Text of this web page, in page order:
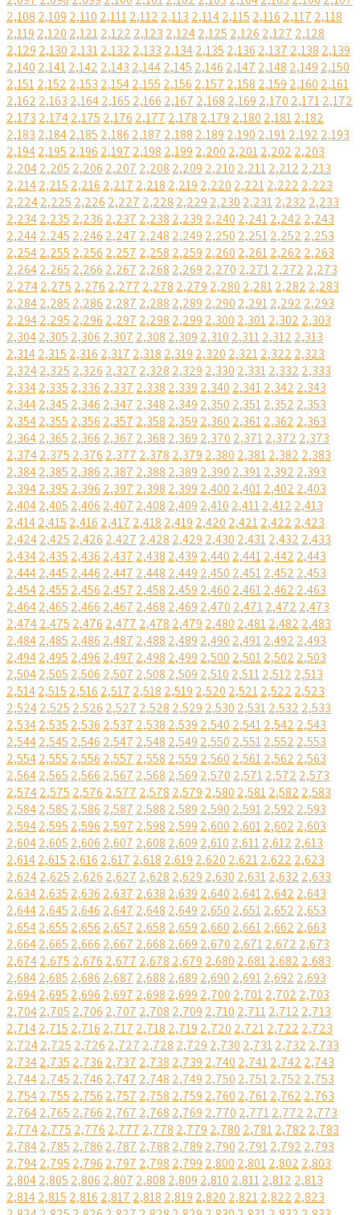
2,108 2,109 2,110 2,1112,112 2,113 2,1142,115 2,116 2,117 2,118
2,119 2,120 2,1212,122 2,123 2,1242,125 2,126 2,127 2,128
2,129 2,130 2,1312,132 2,133 2,1342,135 2,136 2,137 2,138 2,139
2,140 2,1412,142 2,143 2,1442,145 2,146 2,147 2,148 2,149 2,150
2,1512,152 2,153 2,1542,155 2,156 2,157 2,158 2,159 2,160 2,161
2,162 2,163 2,1642,165 2,166 2,167 2,168 2,169 2,170 2,1712,172
2,173 2,1742,175 2,176 2,177 2,178 2,179 2,180 2,1812,182
2,183 2,1842,185 2,186 2,187 2,188 2,189 2,190 2,1912,192 2,193
2,1942,195 2,196 2,197 2,198 2,199 2,200 2,2012,202 2,203
2,2042,205 2,206 2,207 2,208 2,209 2,210 2,2112,212 2,213
2,2142,215 2,216 2,217 2,218 2,219 2,220 2,2212,222 2,223
2,2242,225 2,226 2,227 2,228 2,229 2,230 2,2312,232 2,233
2,2342,235 2,236 2,237 2,238 2,239 2,240 2,2412,242 2,243
2,2442,245 2,246 2,247 2,248 2,249 2,250 2,2512,252 2,253
2,2542,255 2,256 2,257 2,258 2,259 2,260 2,2612,262 2,263
2,2642,265 2,266 2,267 2,268 2,269 2,270 2,2712,272 2,273
2,2742,275 2,276 2,277 2,278 2,279 2,280 2,2812,282 2,283
2,2842,285 2,286 2,287 2,288 2,289 2,290 2,2912,292 2,293
2,2942,295 2,296 2,297 2,298 2,299 2,300 2,3012,302 2,303
2,3042,305 2,306 2,307 2,308 2,309 2,310 2,3112,312 2,313
2,3142,315 2,316 2,317 2,318 2,319 2,320 2,3212,322 2,323
2,3242,325 2,326 2,327 2,328 2,329 2,330 2,3312,332 2,333
2,3342,335 2,336 2,337 2,338 2,339 2,340 2,3412,342 2,343
2,3442,345 2,346 2,347 2,348 2,349 2,350 2,3512,352 2,353
2,3542,355 2,356 2,357 2,358 2,359 2,360 2,3612,362 2,363
2,3642,365 2,366 2,367 2,368 2,369 2,370 2,3712,372 2,373
2,3742,375 2,376 2,377 2,378 2,379 2,380 2,3812,382 2,383
2,3842,385 2,386 2,387 2,388 2,389 2,390 2,3912,392 2,393
2,3942,395 2,396 2,397 2,398 2,399 2,400 2,4012,402 2,403
2,4042,405 2,406 2,407 2,408 2,409 2,410 2,4112,412 2,413
2,4142,415 2,416 2,417 2,418 2,419 2,420 2,4212,422 2,423
2,4242,425 2,426 2,427 2,428 2,429 2,430 2,4312,432 2,433
2,4342,435 2,436 2,437 2,438 2,439 2,440 2,4412,442 2,443
2,4442,445 2,446 2,447 2,448 2,449 2,450 2,4512,452 2,453
2,4542,455 2,456 2,457 2,458 2,459 2,460 2,4612,462 2,463
2,4642,465 2,466 2,467 2,468 2,469 2,470 2,4712,472 2,473
2,4742,475 2,476 2,477 2,478 2,479 2,480 2,4812,482 2,483
2,4842,485 2,486 2,487 2,488 2,489 2,490 2,4912,492 2,493
2,4942,495 2,496 2,497 2,498 2,499 2,500 2,5012,502 2,503
2,5042,505 2,506 2,507 2,508 2,509 2,510 2,5112,512 2,513
2,5142,515 2,516 2,517 2,518 2,519 2,520 2,5212,522 2,523
2,5242,525 2,526 2,527 2,528 2,529 2,530 2,5312,532 2,533
2,5342,535 2,536 2,537 2,538 2,539 2,540 2,5412,542 2,543
2,5442,545 2,546 2,547 2,548 2,549 2,550 2,5512,552 2,553
2,5542,555 2,556 2,557 2,558 2,559 2,560 2,5612,562 2,563
2,5642,565 2,566 2,567 2,568 2,569 2,570 2,5712,572 2,573
2,5742,575 2,576 2,577 2,578 2,579 2,580 2,5812,582 2,583
2,5842,585 2,586 2,587 2,588 2,589 2,590 2,5912,592 2,593
2,5942,595 2,596 2,597 2,598 2,599 2,600 2,6012,602 2,603
2,6042,605 2,606 2,607 2,608 2,609 2,610 2,6112,612 2,613
2,6142,615 2,616 2,617 2,618 2,619 2,620 2,6212,622 2,623
2,6242,625 2,626 2,627 2,628 2,629 2,630 2,6312,632 2,633
2,6342,635 2,636 2,637 2,638 2,639 2,640 2,6412,642 2,643
2,6442,645 2,646 2,647 2,648 2,649 2,650 2,6512,652 2,653
2,6542,655 2,656 2,657 2,658 2,659 2,660 2,6612,662 2,663
2,6642,665 2,666 2,667 2,668 2,669 2,670 2,6712,672 2,673
2,6742,675 2,676 2,677 2,678 2,679 2,680 2,6812,682 2,683
2,6842,685 2,686 2,687 2,688 2,689 2,690 2,6912,692 2,693
2,6942,695 2,696 2,697 2,698 2,699 2,700 2,7012,702 2,703
2,7042,705 2,706 2,707 2,708 2,709 2,710 2,7112,712 2,713
2,7142,715 2,716 2,717 2,718 2,719 2,720 2,7212,722 2,723
2,7242,725 2,726 2,727 2,728 2,729 2,730 2,7312,732 2,733
2,7342,735 2,736 2,737 2,738 2,739 2,740 2,7412,742 2,743
2,7442,745 2,746 2,747 2,748 2,749 2,750 2,7512,752 2,753
2,7542,755 2,756 2,757 2,758 2,759 2,760 2,7612,762 2,763
2,7642,765 2,766 2,767 2,768 2,769 2,770 2,7712,772 2,773
2,7742,775 2,776 2,777 2,778 2,779 2,780 2,7812,782 2,783
2,7842,785 2,786 2,787 2,788 2,789 2,790 2,7912,792 2,793
2,7942,795 2,796 2,797 2,798 2,799 2,800 2,8012,802 2,803
2,8042,805 2,806 2,807 2,808 2,809 2,810 2,8112,812 2,813
2,8142,815 2,816 2,817 2,818 2,819 2,820 2,8212,822 2,823